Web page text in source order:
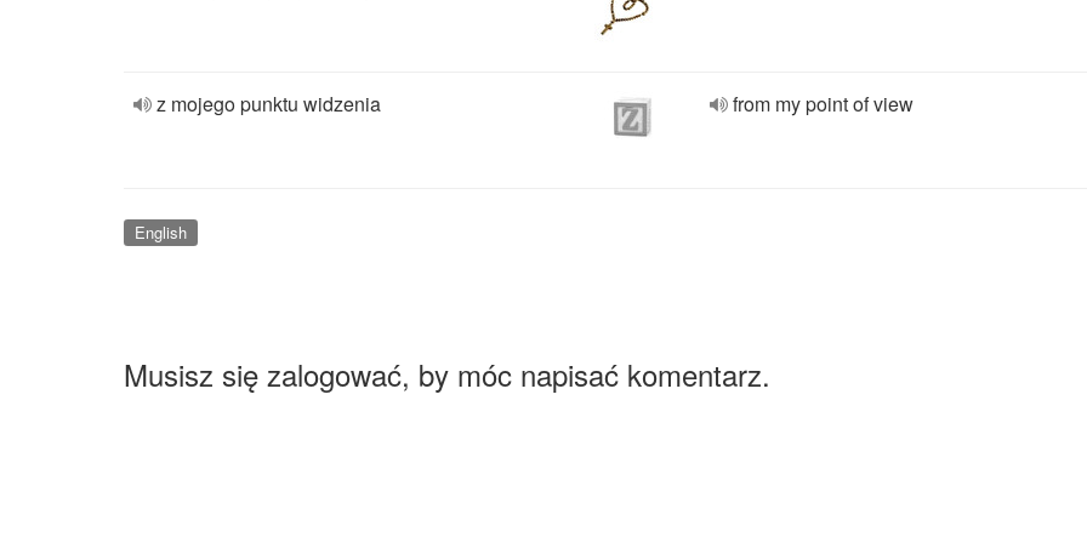
z mojego punktu widzenia from my point of view
English
Musisz się zalogować, by móc napisać komentarz.